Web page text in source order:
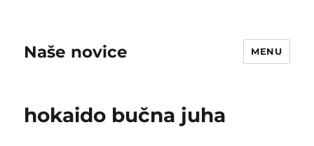
Naše novice MENU
hokaido bučna juha